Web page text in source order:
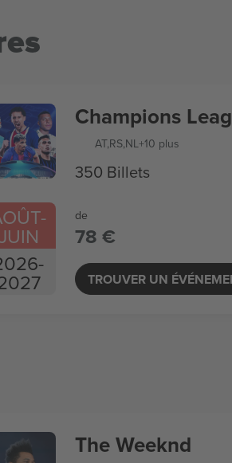
-
JUIN
-
Champions
AT,RS,NL+10 plus
350 Billets
de
78 €
TROUVER UN
The Weeknd